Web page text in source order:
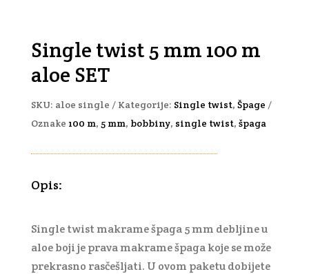
Single twist 5 mm 100 m
aloe SET
SKU: aloe single Kategorije: Single twist, Špage
Oznake 100 m, 5 mm, bobbiny, single twist, špaga
Opis:
Single twist makrame špaga 5 mm debljine u
aloe boji je prava makrame špaga koje se može
prekrasno rasčešljati. U ovom paketu dobijete